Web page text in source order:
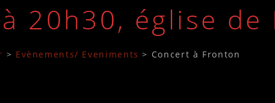
20h30, église de
> Evènements/ Eveniments > Concert à Fronton